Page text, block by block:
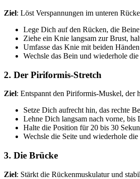
Ziel: Löst Verspannungen im unteren
Lege Dich auf den Rücken, die Beine
Ziehe ein Knie langsam zur Brust,
Umfasse das Knie mit beiden
Wechsle das Bein und wiederhole
2. Der Piriformis-Stretch
Ziel: Entspannt den Piriformis-Muskel, der
Setze Dich aufrecht hin, das rechte
Lehne Dich langsam nach vorne, bis
Halte die Position für 20 bis 30
Wechsle die Seite und wiederhole
3. Die Brücke
Ziel: Stärkt die Rückenmuskulatur und